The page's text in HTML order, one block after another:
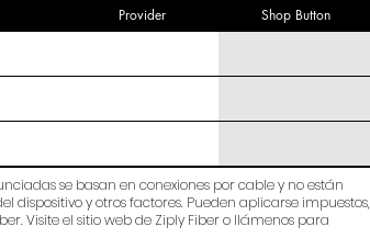
Provider Shop Button
se basan en conexiones por cable y no están
y otros factores. Pueden aplicarse impuestos,
Visite el sitio web de Ziply Fiber o llámenos para